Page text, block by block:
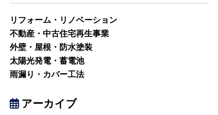
リフォーム・リノベーション
不動産・中古住宅再生事業
外壁・屋根・防水塗装
太陽光発電・蓄電池
雨漏り・カバー工法
アーカイブ